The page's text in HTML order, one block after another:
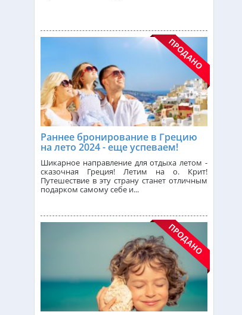
Индонезия (Бали) из Алматы
от 739 000 тг.
Малайзия из Алматы
от 383 000 тг.
Индия (ГОА) из Алматы
Италия из Алматы
Чехия из Алматы
Сейшелы из Алматы
Доминикана из Алматы
Раннее бронирование в Грецию
на лето 2024 - еще успеваем!
Шикарное направление для отдыха летом -
сказочная Греция! Летим на о. Крит!
Путешествие в эту страну станет отличным
подарком самому себе и...